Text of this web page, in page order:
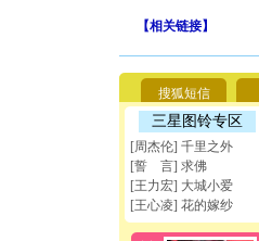
【相关链接】
搜狐短信
三星图铃专区
[周杰伦] 千里之外
[誓 言] 求佛
[王力宏] 大城小爱
[王心凌] 花的嫁纱